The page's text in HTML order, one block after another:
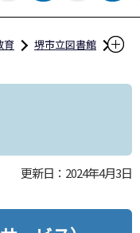
育
堺市立図書館
更新日：2024年4月3日